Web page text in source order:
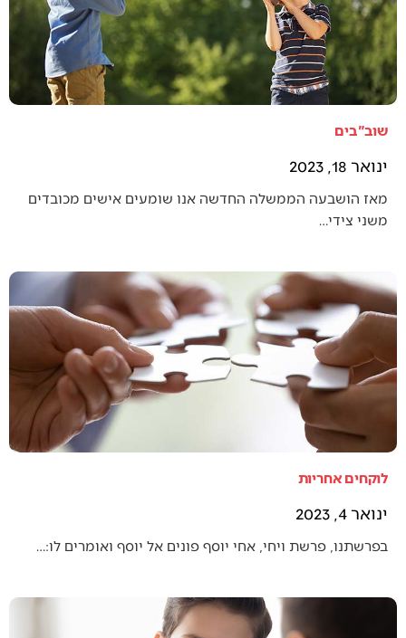
שוב"בים
ינואר 18, 2023
מאז הושבעה הממשלה החדשה אנו שומעים אישים מכובדים
משני צידי…
לוקחים אחריות
ינואר 4, 2023
בפרשתנו, פרשת ויחי, אחי יוסף פונים אל יוסף ואומרים לו:…